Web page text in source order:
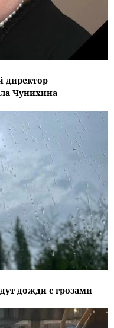
директор
Чунихина
дожди с грозами